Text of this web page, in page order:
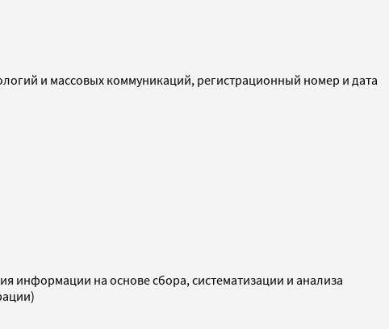
и массовых коммуникаций, регистрационный номер и дата
на основе сбора, систематизации и анализа